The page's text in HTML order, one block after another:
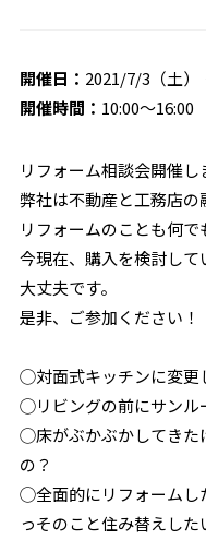
開催日： 2021/7/3（土）
開催時間： 10:00〜16:00
リフォーム相談会開催し
弊社は不動産と工務店の
リフォームのことも何で
今現在、購入を検討し
大丈夫です。
是非、ご参加ください！
◯対面式キッチンに変更
◯リビングの前にサンル
◯床がぶかぶかしてきた
の？
◯全面的にリフォームし
っそのこと住み替えし